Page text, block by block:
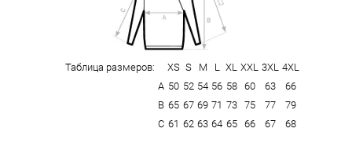
Таблица размеров: XS S M L XL XXL 3XL 4XL
А 50 52 54 56 58 60 63
66
В 65 67 69 71 73 75 77
79
С 61 62 63 64 65 66 67 68